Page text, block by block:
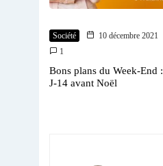
Société
10 décembre 2021
1
Bons plans du Week-End :
J-14 avant Noël